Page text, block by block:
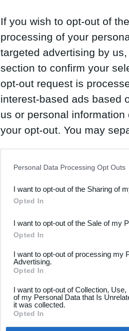
If you wish to opt-out of
processing of your
targeted advertising by
section to confirm your
opt-out request is
interest-based ads based
us or personal
your opt-out. You may
Downstream Participants
third parties.
Personal Data Processing Opt Outs
I want to opt-out of the Sharing of
Opted In
I want to opt-out of the Sale of my
Opted In
I want to opt-out of processing my
Advertising.
Opted In
I want to opt-out of Collection,
of my Personal Data that Is
it was collected.
Opted In